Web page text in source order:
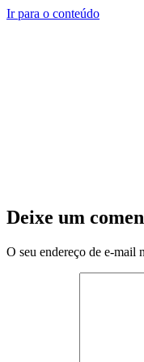
Ir para o conteúdo
Deixe um
O seu endereço de e-mail